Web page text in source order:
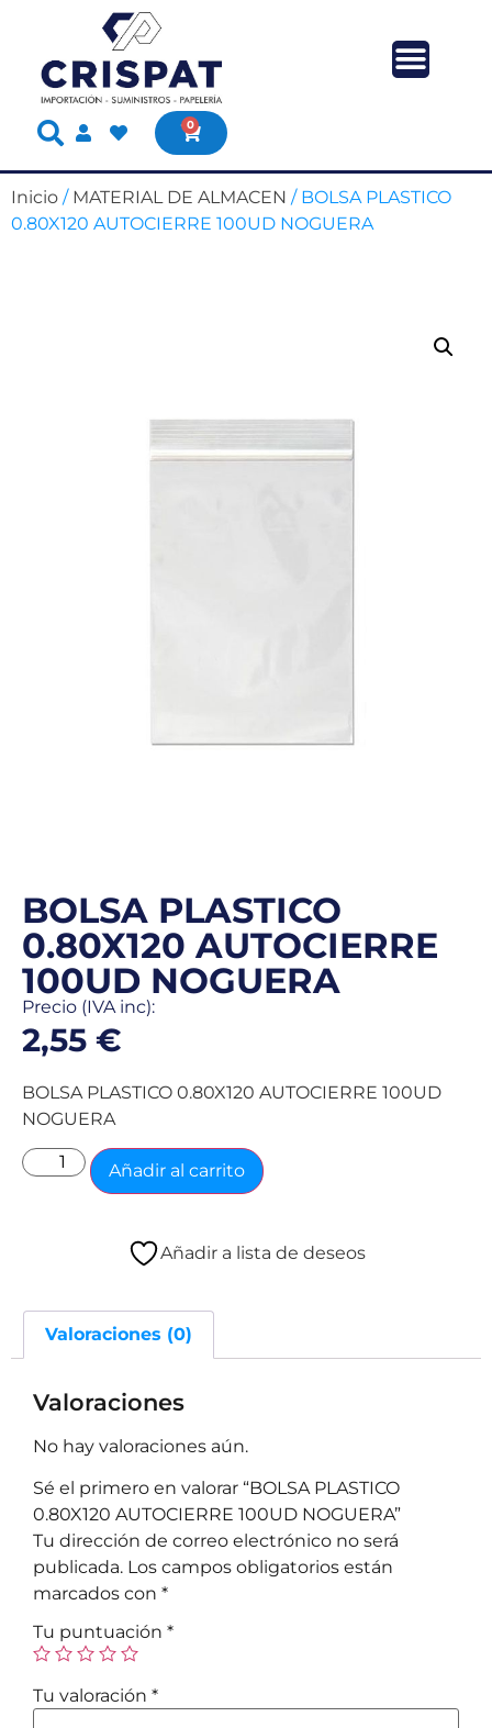
0
Inicio / MATERIAL DE ALMACEN / BOLSA PLASTICO
0.80X120 AUTOCIERRE 100UD NOGUERA
BOLSA PLASTICO
0.80X120 AUTOCIERRE
100UD NOGUERA
Precio (IVA inc):
2,55 €
BOLSA PLASTICO 0.80X120 AUTOCIERRE 100UD
NOGUERA
Añadir al carrito
Añadir a lista de deseos
Valoraciones (0)
Valoraciones
No hay valoraciones aún.
Sé el primero en valorar “BOLSA PLASTICO
0.80X120 AUTOCIERRE 100UD NOGUERA”
Tu dirección de correo electrónico no será
publicada. Los campos obligatorios están
marcados con *
Tu puntuación *
Tu valoración *